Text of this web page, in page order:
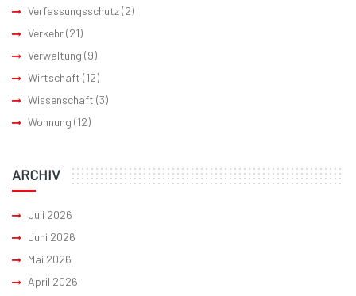
Verfassungsschutz(2)
Verkehr(21)
Verwaltung (9)
Wirtschaft (12)
Wissenschaft (3)
Wohnung (12)
ARCHIV
Juli 2026
Juni 2026
Mai 2026
April 2026